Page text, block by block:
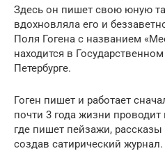
Здесь он пишет свою юную
вдохновляла его и
Поля Гогена с названием
находится в
Петербурге.
Гоген пишет и работает
почти 3 года жизни
где пишет пейзажи,
создав сатирический